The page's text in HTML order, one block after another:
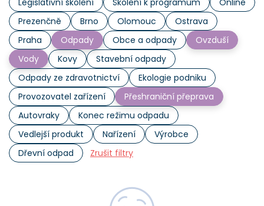
Prezenčně
Brno Olomouc
Ostrava
Praha
Odpady Obce a odpady
Ovzduší
Vody
Kovy
Stavební odpady
Odpady ze zdravotnictví
Ekologie podniku
Provozovatel zařízení
Přeshraniční přeprava
Autovraky
Konec režimu odpadu
Vedlejší produkt
Nařízení
Výrobce
Dřevní odpad
Zrušit filtry